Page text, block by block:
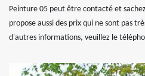
Peinture 05 peut être contacté et
propose aussi des prix qui ne sont pas
d'autres informations, veuillez le